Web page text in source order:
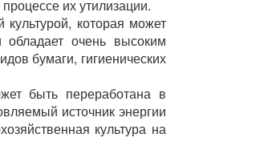
их утилизации.
которая может
очень высоким
бумаги, гигиенических
быть переработана в
источник энергии
культура на